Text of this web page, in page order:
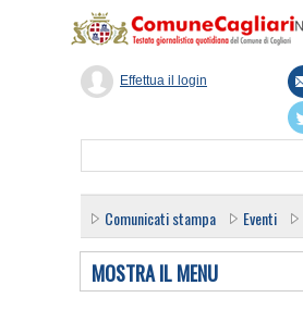
Effettua il login
Comunicati stampa Eventi
MOSTRA IL MENU